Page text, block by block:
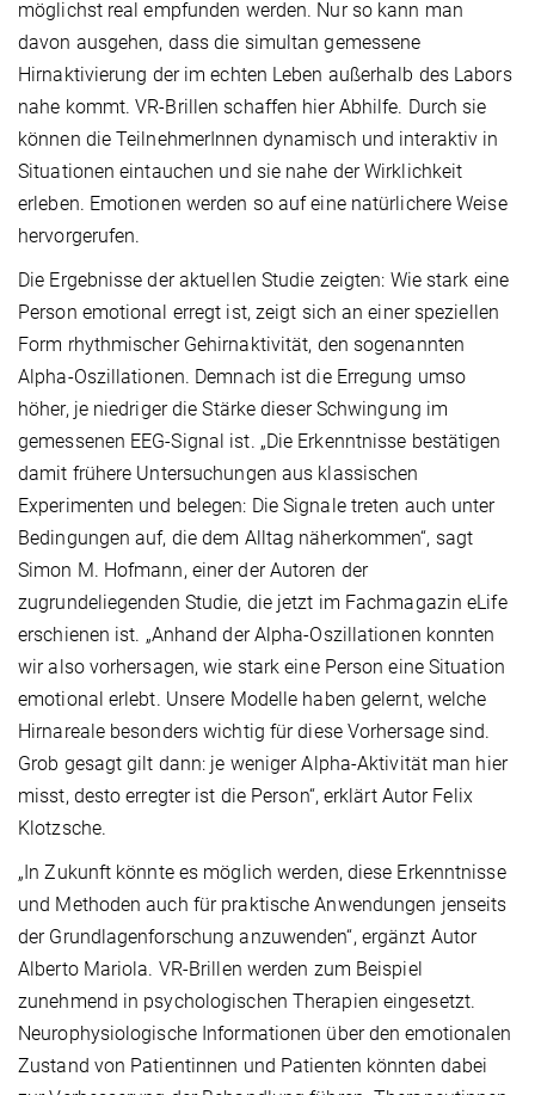
möglichst real empfunden werden. Nur so kann man
davon ausgehen, dass die simultan gemessene
Hirnaktivierung der im echten Leben außerhalb des Labors
nahe kommt. VR-Brillen schaffen hier Abhilfe. Durch sie
können die TeilnehmerInnen dynamisch und interaktiv in
Situationen eintauchen und sie nahe der Wirklichkeit
erleben. Emotionen werden so auf eine natürlichere Weise
hervorgerufen.
Die Ergebnisse der aktuellen Studie zeigten: Wie stark eine
Person emotional erregt ist, zeigt sich an einer speziellen
Form rhythmischer Gehirnaktivität, den sogenannten
Alpha-Oszillationen. Demnach ist die Erregung umso
höher, je niedriger die Stärke dieser Schwingung im
gemessenen EEG-Signal ist. „Die Erkenntnisse bestätigen
damit frühere Untersuchungen aus klassischen
Experimenten und belegen: Die Signale treten auch unter
Bedingungen auf, die dem Alltag näherkommen“, sagt
Simon M. Hofmann, einer der Autoren der
zugrundeliegenden Studie, die jetzt im Fachmagazin eLife
erschienen ist. „Anhand der Alpha-Oszillationen konnten
wir also vorhersagen, wie stark eine Person eine Situation
emotional erlebt. Unsere Modelle haben gelernt, welche
Hirnareale besonders wichtig für diese Vorhersage sind.
Grob gesagt gilt dann: je weniger Alpha-Aktivität man hier
misst, desto erregter ist die Person“, erklärt Autor Felix
Klotzsche.
„In Zukunft könnte es möglich werden, diese Erkenntnisse
und Methoden auch für praktische Anwendungen jenseits
der Grundlagenforschung anzuwenden“, ergänzt Autor
Alberto Mariola. VR-Brillen werden zum Beispiel
zunehmend in psychologischen Therapien eingesetzt.
Neurophysiologische Informationen über den emotionalen
Zustand von Patientinnen und Patienten könnten dabei